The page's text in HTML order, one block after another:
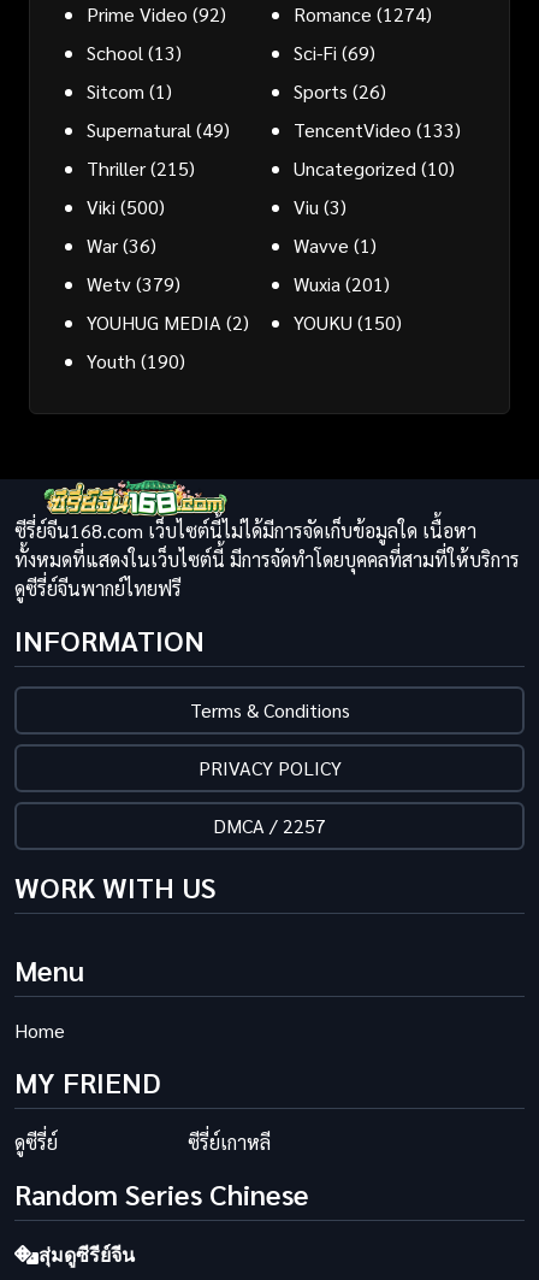
Prime Video (92) Romance (1274)
School(13) Sci-Fi (69)
Sitcom (1) Sports (26)
Supernatural(49) TencentVideo (133)
Thriller(215) Uncategorized(10)
Viki (500) Viu(3)
War(36) Wavve (1)
Wetv(379) Wuxia(201)
YOUHUG MEDIA(2) YOUKU (150)
Youth (190)
ซีรี่ย์จีน168.com เว็บไซต์นี้ไม่ได้มีการจัดเก็บข้อมูลใด เนื้อหา
ทั้งหมดที่แสดงในเว็บไซต์นี้ มีการจัดทำโดยบุคคลที่สามที่ให้บริการ
ดูซีรี่ย์จีนพากย์ไทยฟรี
INFORMATION
Terms & Conditions
PRIVACY POLICY
DMCA / 2257
WORK WITH US
Menu
Home
MY FRIEND
ดูซีรี่ย์ ซีรี่ย์เกาหลี
Random Series Chinese
สุ่มดูซีรีย์จีน